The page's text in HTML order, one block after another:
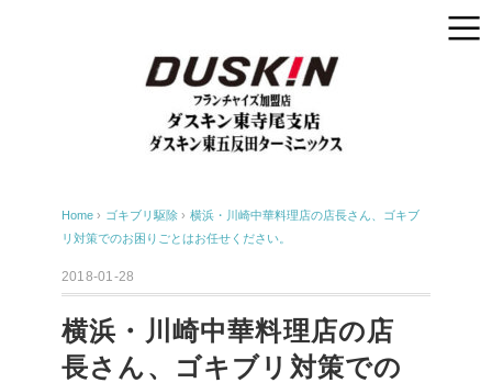
Home › ゴキブリ駆除 › 横浜・川崎中華料理店の店長さん、ゴキブ
リ対策でのお困りごとはお任せください。
2018-01-28
横浜・川崎中華料理店の店
長さん、ゴキブリ対策での